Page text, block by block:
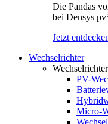
Die Pandas
bei Densys
Jetzt
Wechselrichter
Wechselrichter
PV-
Micro-